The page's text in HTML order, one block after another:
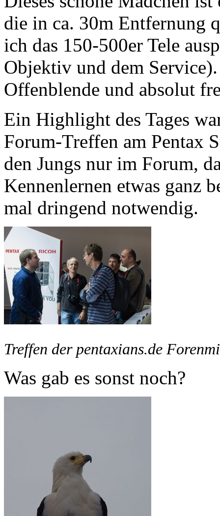
die in ca. 30m Entfernung
ich das 150-500er Tele
Objektiv und dem
Offenblende und absolut
Ein Highlight des Tages
Forum-Treffen am Pentax
den Jungs nur im Forum,
Kennenlernen etwas ganz
mal dringend notwendig.
Treffen der pentaxians.de
Was gab es sonst noch?